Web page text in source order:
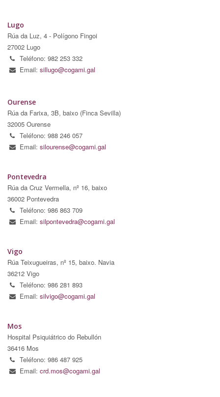
Lugo
Rúa da Luz, 4 - Polígono Fingoi
27002 Lugo
Teléfono: 982 253 332
Email: sillugo@cogami.gal
Ourense
Rúa da Farixa, 3B, baixo (Finca Sevilla)
32005 Ourense
Teléfono: 988 246 057
Email: silourense@cogami.gal
Pontevedra
Rúa da Cruz Vermella, nº 16, baixo
36002 Pontevedra
Teléfono: 986 863 709
Email: silpontevedra@cogami.gal
Vigo
Rúa Teixugueiras, nº 15, baixo. Navia
36212 Vigo
Teléfono: 986 281 893
Email: silvigo@cogami.gal
Mos
Hospital Psiquiátrico do Rebullón
36416 Mos
Teléfono: 986 487 925
Email: crd.mos@cogami.gal